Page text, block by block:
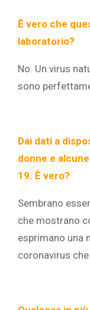
È vero che
laboratorio?
No. Un virus
sono
Dai dati a
donne e
19. È vero?
Sembrano
che mostrano
esprimano una
coronavirus